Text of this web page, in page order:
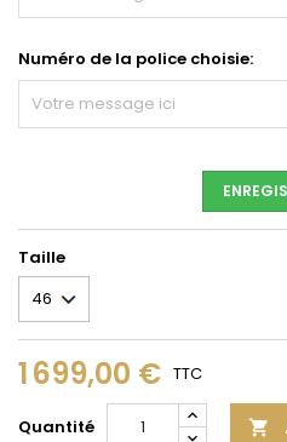
Numéro de la police choisie:
Taille
1 699,00 € TTC
Quantité 